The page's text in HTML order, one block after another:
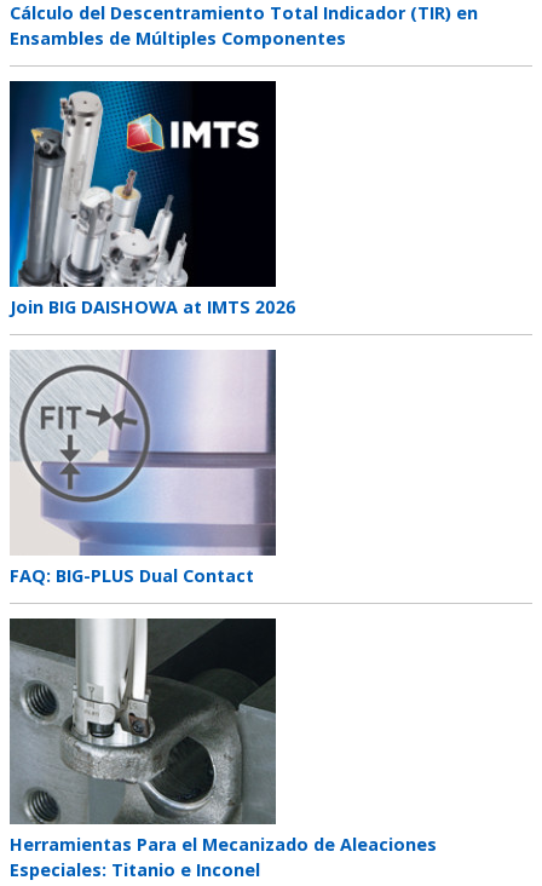
Teaser
title
Cálculo del Descentramiento Total Indicador (TIR) en
Ensambles de Múltiples Componentes
Teaser
image
Teaser
title
Join BIG DAISHOWA at IMTS 2026
Teaser
image
Teaser
title
FAQ: BIG-PLUS Dual Contact
Teaser
image
Teaser
title
Herramientas Para el Mecanizado de Aleaciones
Especiales: Titanio e Inconel